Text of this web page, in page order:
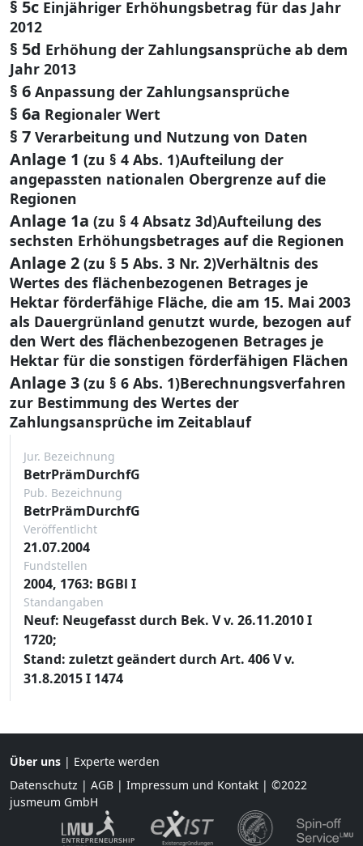
§ 5c Einjähriger Erhöhungsbetrag für das Jahr
2012
§ 5d Erhöhung der Zahlungsansprüche ab dem
Jahr 2013
§ 6 Anpassung der Zahlungsansprüche
§ 6a Regionaler Wert
§ 7 Verarbeitung und Nutzung von Daten
Anlage 1 (zu § 4 Abs. 1)Aufteilung der
angepassten nationalen Obergrenze auf die
Regionen
Anlage 1a (zu § 4 Absatz 3d)Aufteilung des
sechsten Erhöhungsbetrages auf die Regionen
Anlage 2 (zu § 5 Abs. 3 Nr. 2)Verhältnis des
Wertes des flächenbezogenen Betrages je
Hektar förderfähige Fläche, die am 15. Mai 2003
als Dauergrünland genutzt wurde, bezogen auf
den Wert des flächenbezogenen Betrages je
Hektar für die sonstigen förderfähigen Flächen
Anlage 3 (zu § 6 Abs. 1)Berechnungsverfahren
zur Bestimmung des Wertes der
Zahlungsansprüche im Zeitablauf
Jur. Bezeichnung
BetrPrämDurchfG
Pub. Bezeichnung
BetrPrämDurchfG
Veröffentlicht
21.07.2004
Fundstellen
2004, 1763: BGBl I
Standangaben
Neuf: Neugefasst durch Bek. V v. 26.11.2010 I
1720;
Stand: zuletzt geändert durch Art. 406 V v.
31.8.2015 I 1474
Über uns | Experte werden
Datenschutz | AGB | Impressum und Kontakt | ©2022
jusmeum GmbH